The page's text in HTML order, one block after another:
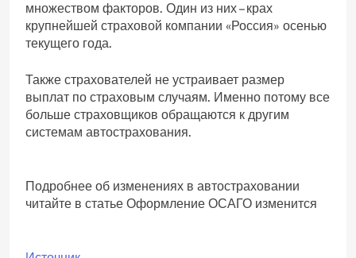
множеством факторов. Один из них – крах
крупнейшей страховой компании «Россия» осенью
текущего года.
Также страхователей не устраивает размер
выплат по страховым случаям. Именно потому все
больше страховщиков обращаются к другим
системам автострахования.
Подробнее об изменениях в автостраховании
читайте в статье Оформление ОСАГО изменится